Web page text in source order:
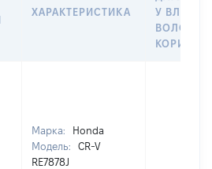
ХАРАКТЕРИСТИКА
У
Марка:
Honda
Модель:
CR-V
RE7878J